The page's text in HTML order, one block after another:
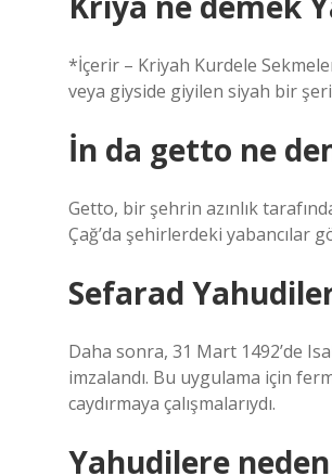
*İçerir – Kriyah Kurdele
veya giyside giyilen siyah bir
İn da getto ne
Getto, bir şehrin azınlık
Çağ’da şehirlerdeki yabancılar
Sefarad
Daha sonra, 31 Mart 1492’de
imzalandı. Bu uygulama için
caydırmaya çalışmalarıydı.
Yahudilere